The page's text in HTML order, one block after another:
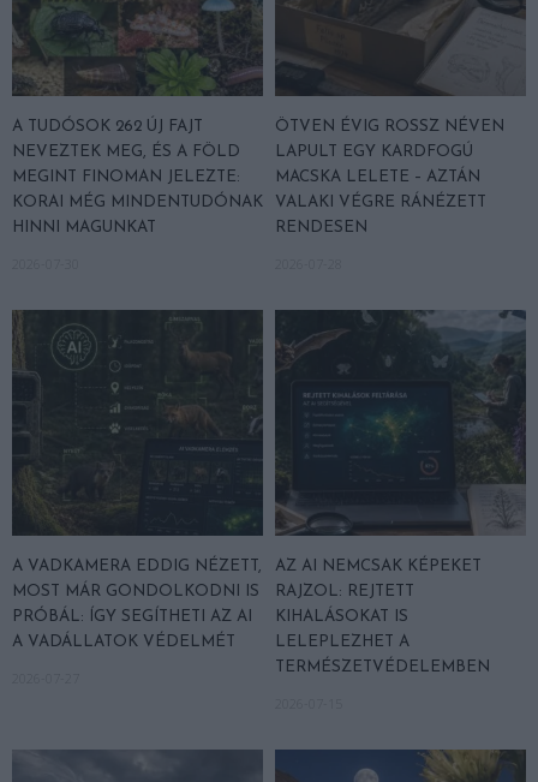
A TUDÓSOK 262 ÚJ FAJT
NEVEZTEK MEG, ÉS A FÖLD
MEGINT FINOMAN JELEZTE:
KORAI MÉG MINDENTUDÓNAK
HINNI MAGUNKAT
ÖTVEN ÉVIG ROSSZ NÉVEN
LAPULT EGY KARDFOGÚ
MACSKA LELETE – AZTÁN
VALAKI VÉGRE RÁNÉZETT
RENDESEN
A VADKAMERA EDDIG NÉZETT,
MOST MÁR GONDOLKODNI IS
PRÓBÁL: ÍGY SEGÍTHETI AZ AI
A VADÁLLATOK VÉDELMÉT
AZ AI NEMCSAK KÉPEKET
RAJZOL: REJTETT
KIHALÁSOKAT IS
LELEPLEZHET A
TERMÉSZETVÉDELEMBEN